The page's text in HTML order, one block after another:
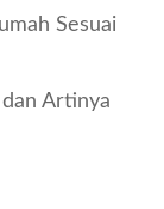
Sesuai
Artinya